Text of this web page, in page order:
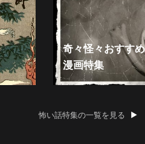
奇々怪々おすす
漫画特集
怖い話特集の一覧を見る